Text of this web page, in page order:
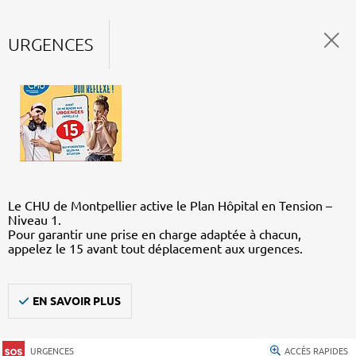
URGENCES
Le CHU de Montpellier active le Plan Hôpital en Tension –
Niveau 1.
Pour garantir une prise en charge adaptée à chacun,
appelez le 15 avant tout déplacement aux urgences.
EN SAVOIR PLUS
URGENCES ACCÈS RAPIDES